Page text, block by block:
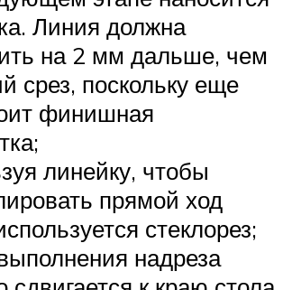
Линия должна
на 2 мм дальше, чем
срез, поскольку еще
финишная
линейку, чтобы
прямой ход
стеклорез;
надреза